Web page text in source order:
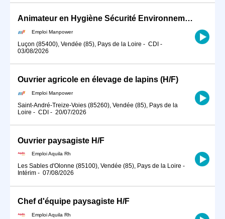
Animateur en Hygiène Sécurité Environnement / QHSE en CDI (H/F)
Emploi Manpower
Luçon (85400), Vendée (85), Pays de la Loire - CDI -
03/08/2026
Ouvrier agricole en élevage de lapins (H/F)
Emploi Manpower
Saint-André-Treize-Voies (85260), Vendée (85), Pays de la
Loire - CDI - 20/07/2026
Ouvrier paysagiste H/F
Emploi Aquila Rh
Les Sables d'Olonne (85100), Vendée (85), Pays de la Loire -
Intérim - 07/08/2026
Chef d'équipe paysagiste H/F
Emploi Aquila Rh